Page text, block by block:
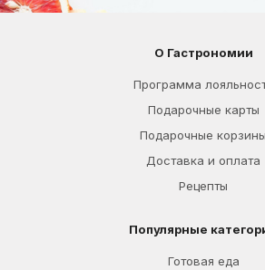
О Гастрономии
Программа
Подарочные карты
Подарочные корзины
Доставка и оплата
Рецепты
Популярные
Готовая еда